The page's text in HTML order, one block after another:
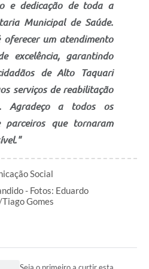
e dedicação de toda a
Municipal de Saúde.
oferecer um atendimento
excelência, garantindo
de Alto Taquari
serviços de reabilitação
Agradeço a todos os
parceiros que tornaram
Social
- Fotos: Eduardo
Gomes
Seja o primeiro a curtir esta